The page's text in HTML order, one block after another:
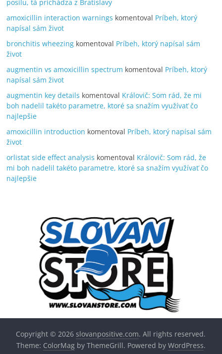
posilu, tá prichádza z Bratislavy
amoxicillin interaction warnings komentoval Príbeh, ktorý
napísal sám život
bronchitis wheezing komentoval Príbeh, ktorý napísal sám
život
augmentin vs amoxicillin spectrum komentoval Príbeh, ktorý
napísal sám život
augmentin key details komentoval Královič: Som rád, že mi
boh nadelil takéto parametre, ktoré sa snažím využívať čo
najlepšie
amoxicillin introduction komentoval Príbeh, ktorý napísal sám
život
orlistat side effect analysis komentoval Královič: Som rád, že
mi boh nadelil takéto parametre, ktoré sa snažím využívať čo
najlepšie
Copyright © 2026slovanpositive.com. All rights reserved.
Theme: ColorMagby ThemeGrill. Powered by WordPress.